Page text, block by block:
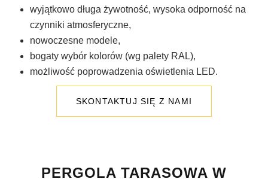
wyjątkowo długa żywotność, wysoka odporność na
czynniki atmosferyczne,
nowoczesne modele,
bogaty wybór kolorów (wg palety RAL),
możliwość poprowadzenia oświetlenia LED.
SKONTAKTUJ SIĘ Z NAMI
PERGOLA TARASOWA W